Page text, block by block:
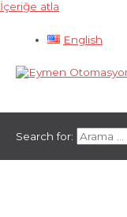
İçeriğe atla
English
Search for: